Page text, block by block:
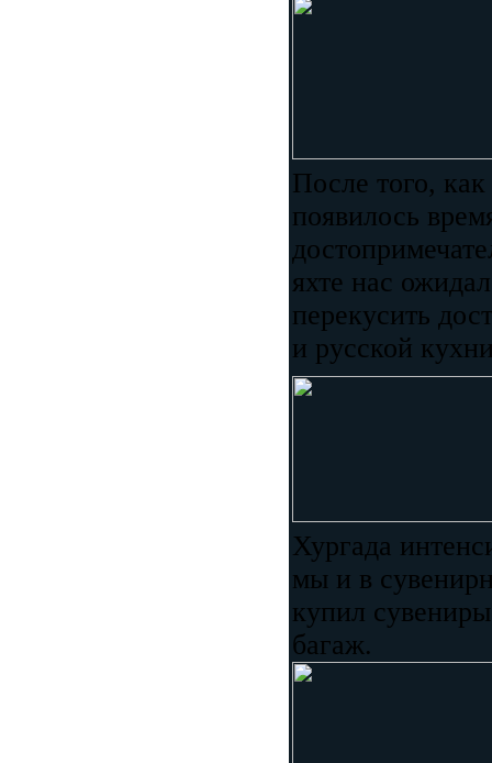
После того,
появилось
яхте нас
перекусить
и русской
Хургада
мы и в
купил
багаж.